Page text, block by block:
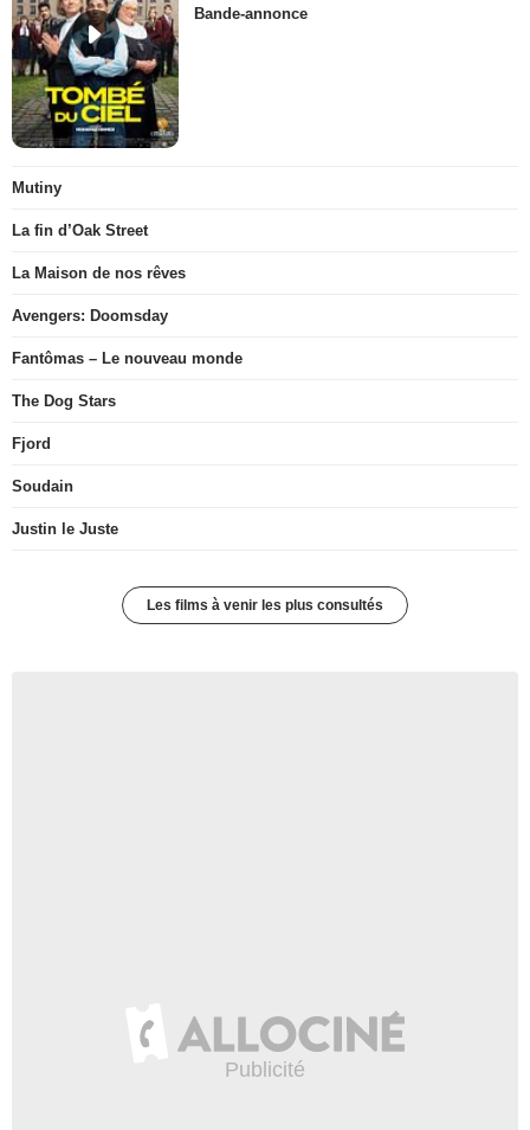
Bande-annonce
Mutiny
La fin d’Oak Street
La Maison de nos rêves
Avengers: Doomsday
Fantômas – Le nouveau monde
The Dog Stars
Fjord
Soudain
Justin le Juste
Les films à venir les plus consultés